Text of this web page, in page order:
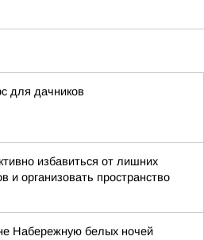
для дачников
избавиться от лишних
и организовать пространство
Набережную белых ночей